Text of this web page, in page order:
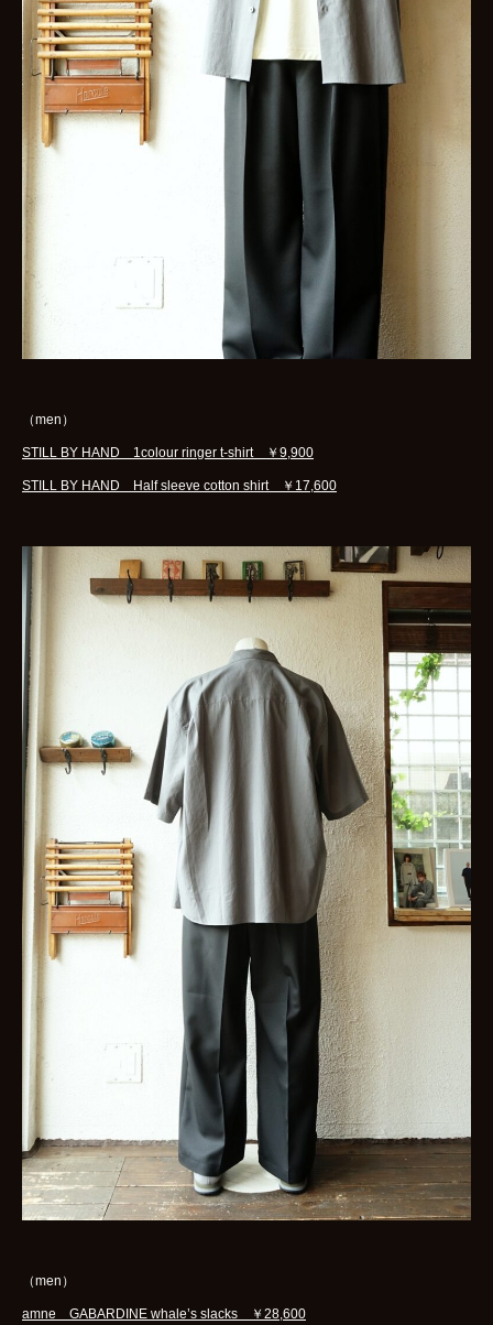
（men）
STILL BY HAND 1colour ringer t-shirt ￥9,900
STILL BY HAND Half sleeve cotton shirt ￥17,600
（men）
amne GABARDINE whale’s slacks ￥28,600